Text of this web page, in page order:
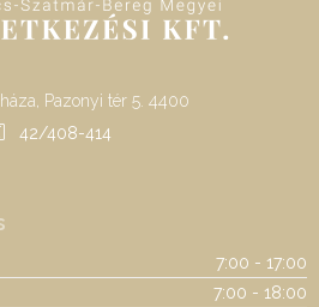
Pazonyi tér 5. 4400
42/408-414
7:00 - 17:00
7:00 - 18:00